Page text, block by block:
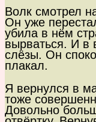
Волк смотрел
Он уже
убила в нём
вырваться. И в
слёзы. Он
плакал.
Я вернулся в
тоже
Довольно